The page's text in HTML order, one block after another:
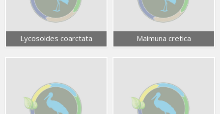
Lycosoides coarctata Maimuna cretica